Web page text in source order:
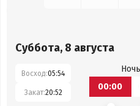
Суббота, 8 августа
Восход:05:54
Закат:20:52
Ночь
00:00